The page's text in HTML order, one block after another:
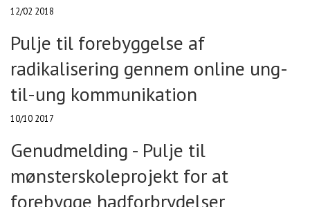
12/02 2018
Pulje til forebyggelse af
radikalisering gennem online ung-
til-ung kommunikation
10/10 2017
Genudmelding - Pulje til
mønsterskoleprojekt for at
forebygge hadforbrydelser